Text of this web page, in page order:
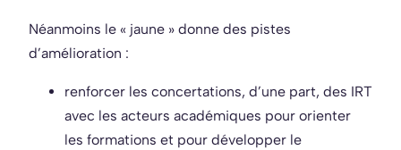
Néanmoins le « jaune » donne des pistes
d’amélioration :
renforcer les concertations, d’une part, des IRT
avec les acteurs académiques pour orienter
les formations et pour développer le